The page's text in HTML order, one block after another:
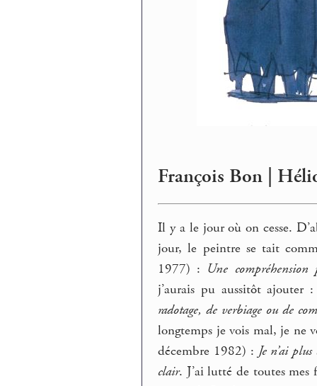
François Bon |
Il y a le jour où on cesse.
jour, le peintre se tait
1977) : Une compréhension
j’aurais pu aussitôt
radotage, de verbiage ou de
longtemps je vois mal, je ne
décembre 1982) : Je n’ai
clair. J’ai lutté de toutes